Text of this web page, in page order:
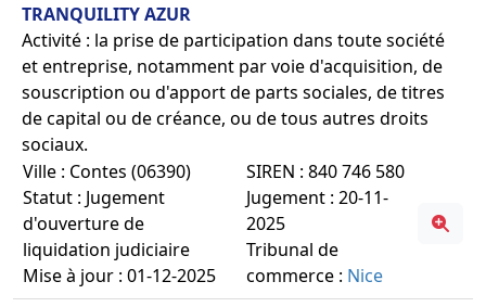
TRANQUILITY AZUR
Activité : la prise de participation dans toute société
et entreprise, notamment par voie d'acquisition, de
souscription ou d'apport de parts sociales, de titres
de capital ou de créance, ou de tous autres droits
sociaux.
Ville : Contes (06390)
Statut : Jugement
d'ouverture de
liquidation judiciaire
Mise à jour : 01-12-2025
SIREN : 840 746 580
Jugement : 20-11-
2025
Tribunal de
commerce : Nice